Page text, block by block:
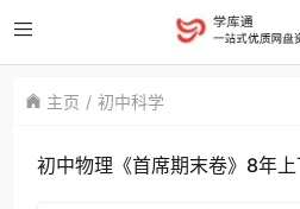
主页 初中科学
初中物理《首席期末卷》8年上